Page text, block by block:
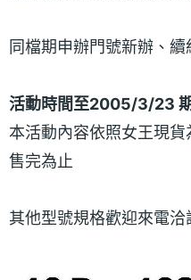
同檔期申辦門號新辦、
活動時間至2005/3/23
本活動內容依照女王現貨
售完為止
其他型號規格歡迎來電洽